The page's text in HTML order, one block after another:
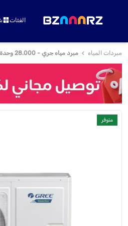
الفئات
مبردات المياه مبرد مياه جري - 28.000 وحدة حرارية بريطانية، سعة 2000 جالون
متوفر